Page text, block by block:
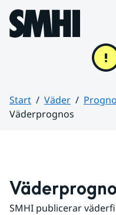
Hoppa till sidans innehåll
Start Väder
Väderprognos
SMHI publicerar